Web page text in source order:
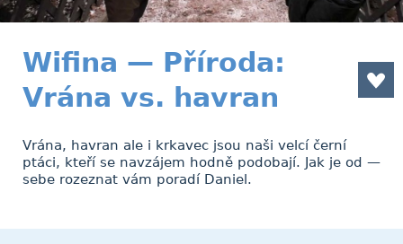
Wifina — Příroda:
Vrána vs. havran
Vrána, havran ale i krkavec jsou naši velcí černí
ptáci, kteří se navzájem hodně podobají. Jak je od —
sebe rozeznat vám poradí Daniel.